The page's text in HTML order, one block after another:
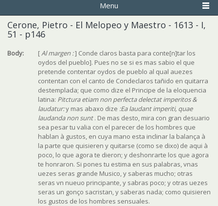
Menu
Cerone, Pietro - El Melopeo y Maestro - 1613 - I,
51 - p146
Body: [Al margen :] Conde claros basta para conte[n]tar los
oydos del pueblo]. Pues no se si es mas sabio el que
pretende contentar oydos de pueblo al qual auezes
contentan con el canto de Condeclaros tañido en quitarra
destemplada; que como dize el Principe de la eloquencia
latina: Pitctura etiam non perfecta delectat imperitos &
laudatur:y mas abaxo dize :Ea laudant imperiti, quae
laudanda non sunt. De mas desto, mira con gran desuario
sea pesar tu valia con el parecer de los hombres que
hablan à gustos, en cuya mano esta inclinar la balança à
la parte que quisieren y quitarse (como se dixo) de aqui à
poco, lo que agora te dieron; y deshonrarte los que agora
te honraron. Si pones tu estima en sus palabras, vnas
uezes seras grande Musico, y saberas mucho; otras
seras vn nueuo principante, y sabras poco; y otras uezes
seras un gonço sacristan, y saberas nada; como quisieren
los gustos de los hombres sensuales.